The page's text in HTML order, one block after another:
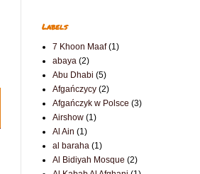
Labels
7 Khoon Maaf (1)
abaya (2)
Abu Dhabi (5)
Afgańczycy (2)
Afgańczyk w Polsce (3)
Airshow (1)
Al Ain (1)
al baraha (1)
Al Bidiyah Mosque (2)